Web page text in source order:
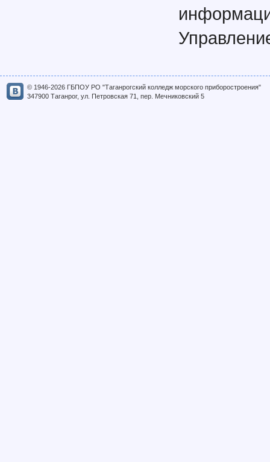
© 1946-2026 ГБПОУ РО "Таганрогский колледж морского приборостроения"
347900 Таганрог, ул. Петровская 71, пер. Мечниковский 5